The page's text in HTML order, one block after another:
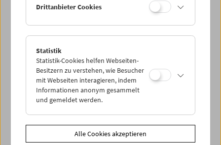
PROGRAMM ÜBERBLICK
Drittanbieter Cookies
Statistik
Statistik-Cookies helfen Webseiten-
Besitzern zu verstehen, wie Besucher
mit Webseiten interagieren, indem
Informationen anonym gesammelt
und gemeldet werden.
Alle Cookies akzeptieren